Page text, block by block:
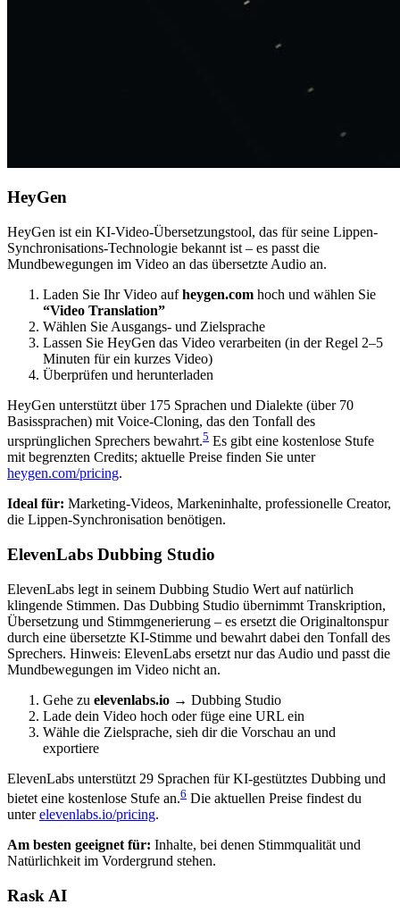
HeyGen
HeyGen ist ein KI-Video-Übersetzungstool, das für seine Lippen-
Synchronisations-Technologie bekannt ist – es passt die
Mundbewegungen im Video an das übersetzte Audio an.
Laden Sie Ihr Video aufheygen.com hoch und wählen Sie
“Video Translation”
Wählen Sie Ausgangs- und Zielsprache
Lassen Sie HeyGen das Video verarbeiten (in der Regel 2–5
Minuten für ein kurzes Video)
Überprüfen und herunterladen
HeyGen unterstützt über 175 Sprachen und Dialekte (über 70
Basissprachen) mit Voice-Cloning, das den Tonfall des
ursprünglichen Sprechers bewahrt.5 Es gibt eine kostenlose Stufe
mit begrenzten Credits; aktuelle Preise finden Sie unter
heygen.com/pricing.
Ideal für: Marketing-Videos, Markeninhalte, professionelle Creator,
die Lippen-Synchronisation benötigen.
ElevenLabs Dubbing Studio
ElevenLabs legt in seinem Dubbing Studio Wert auf natürlich
klingende Stimmen. Das Dubbing Studio übernimmt Transkription,
Übersetzung und Stimmgenerierung – es ersetzt die Originaltonspur
durch eine übersetzte KI-Stimme und bewahrt dabei den Tonfall des
Sprechers. Hinweis: ElevenLabs ersetzt nur das Audio und passt die
Mundbewegungen im Video nicht an.
Gehe zu elevenlabs.io → Dubbing Studio
Lade dein Video hoch oder füge eine URL ein
Wähle die Zielsprache, sieh dir die Vorschau an und
exportiere
ElevenLabs unterstützt 29 Sprachen für KI-gestütztes Dubbing und
bietet eine kostenlose Stufe an.6 Die aktuellen Preise findest du
unterelevenlabs.io/pricing.
Am besten geeignet für: Inhalte, bei denen Stimmqualität und
Natürlichkeit im Vordergrund stehen.
Rask AI